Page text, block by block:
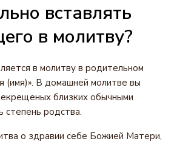
вставлять
в молитву?
в молитву в родительном
(имя)». В домашней молитве вы
близких обычными
степень родства.
о здравии себе Божией Матери,